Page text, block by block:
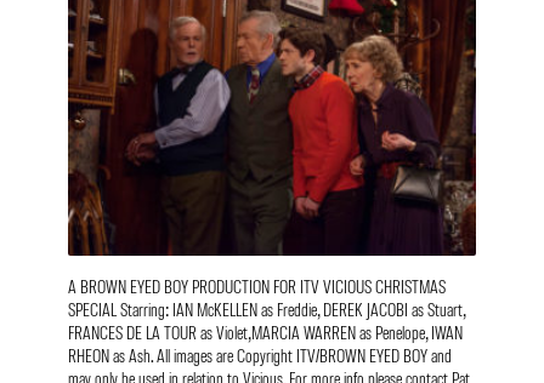
A BROWN EYED BOY PRODUCTION FOR ITV VICIOUS CHRISTMAS
SPECIAL Starring: IAN McKELLEN as Freddie, DEREK JACOBI as Stuart,
FRANCES DE LA TOUR as Violet,MARCIA WARREN as Penelope, IWAN
RHEON as Ash. All images are Copyright ITV/BROWN EYED BOY and
may only be used in relation to Vicious. For more info please contact Pat